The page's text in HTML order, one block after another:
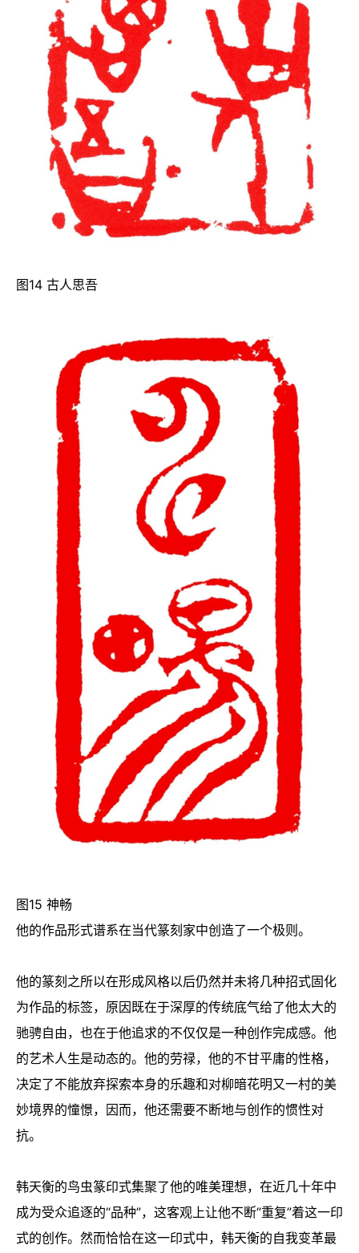
图14 古人思吾
图15 神畅
他的作品形式谱系在当代篆刻家中创造了一个极则。
他的篆刻之所以在形成风格以后仍然并未将几种招式固化
为作品的标签，原因既在于深厚的传统底气给了他太大的
驰骋自由，也在于他追求的不仅仅是一种创作完成感。他
的艺术人生是动态的。他的劳禄，他的不甘平庸的性格，
决定了不能放弃探索本身的乐趣和对柳暗花明又一村的美
妙境界的憧憬，因而，他还需要不断地与创作的惯性对
抗。
韩天衡的鸟虫篆印式集聚了他的唯美理想，在近几十年中
成为受众追逐的“品种”，这客观上让他不断“重复”着这一印
式的创作。然而恰恰在这一印式中，韩天衡的自我变革最